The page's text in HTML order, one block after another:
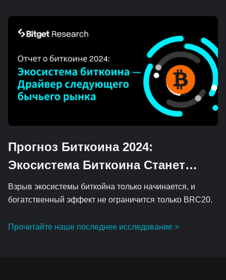
Прогноз Биткоина 2024:
Экосистема Биткоина Станет
Двигателем Предстоящего Роста
на Рынке Криптовалют
Взрыв экосистемы биткойна только начинается, и
богатственный эффект не ограничится только BRC20.
Прочитайте наше последнее исследование >